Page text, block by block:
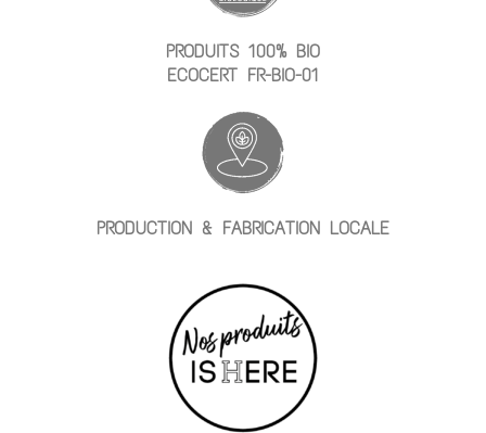
PRODUITS 100% BIO
ECOCERT FR-BIO-01
PRODUCTION & FABRICATION LOCALE